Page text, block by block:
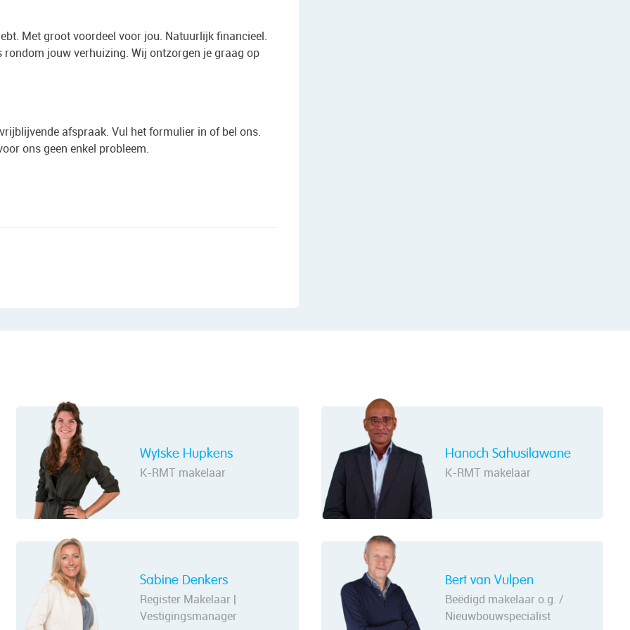
Met groot voordeel voor jou. Natuurlijk financieel.
jouw verhuizing. Wij ontzorgen je graag op
afspraak. Vul het formulier in of bel ons.
ons geen enkel probleem.
Wytske Hupkens
K-RMT makelaar
Hanoch Sahusilawane
K-RMT makelaar
Sabine Denkers
Register Makelaar |
Vestigingsmanager
Bert van Vulpen
Beëdigd makelaar o.g. /
Nieuwbouwspecialist